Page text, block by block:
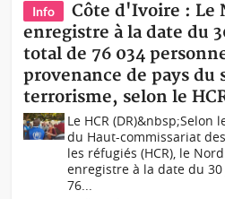
Info
Côte d'Ivoire : Le
enregistre à la date du
total de 76 034
provenance de pays du
terrorisme, selon le
Le HCR (DR)&nbsp;Selon
du Haut-commissariat
les réfugiés (HCR), le
enregistre à la date du
76...